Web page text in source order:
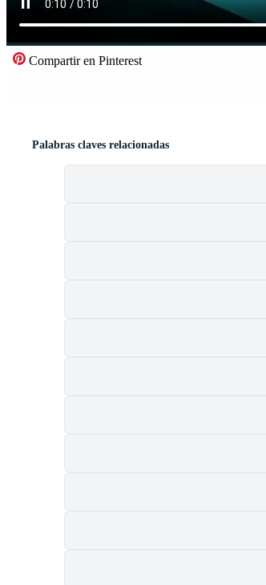
Compartir en Pinterest
Palabras claves relacionadas